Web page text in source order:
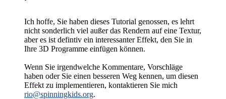
Ich hoffe, Sie haben dieses Tutorial genossen, es lehrt
nicht sonderlich viel außer das Rendern auf eine Textur,
aber es ist defintiv ein interessanter Effekt, den Sie in
Ihre 3D Programme einfügen können.
Wenn Sie irgendwelche Kommentare, Vorschläge
haben oder Sie einen besseren Weg kennen, um diesen
Effekt zu implementieren, kontaktieren Sie mich
rio@spinningkids.org.